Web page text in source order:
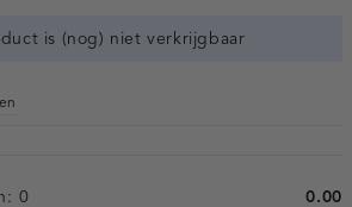
is (nog) niet verkrijgbaar
0 0.00